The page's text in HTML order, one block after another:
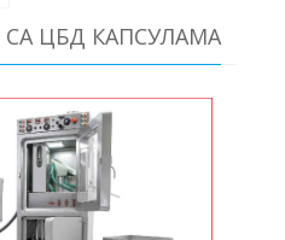
ЦБД КАПСУЛАМА